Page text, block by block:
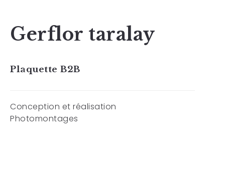
Gerflor taralay
Plaquette B2B
Conception et réalisation
Photomontages